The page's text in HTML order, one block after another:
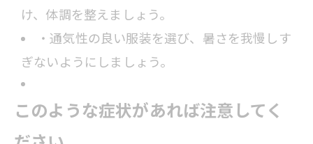
け、体調を整えましょう。
・通気性の良い服装を選び、暑さを我慢しす
ぎないようにしましょう。
このような症状があれば注意してく